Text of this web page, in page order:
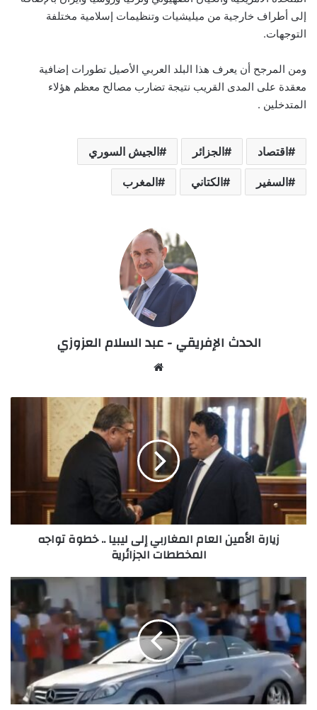
إلى أطراف خارجية من ميليشيات وتنظيمات إسلامية مختلفة
التوجهات.
ومن المرجح أن يعرف هذا البلد العربي الأصيل تطورات إضافية
معقدة على المدى القريب نتيجة تضارب مصالح معظم هؤلاء
المتدخلين .
اقتصاد الجزائر الجيش السوري
السفير الكتاني المغرب
الحدث الإفريقي - عبد السلام العزوزي
زيارة
الأمين
العام
المغاربي
إلى
ليبيا
..
خطوة
تواجه
المخططاتزيارة الأمين العام المغاربي إلى ليبيا .. خطوة تواجه
المخططات الجزائرية
الدار
البيضاء
تستقبل
الملك
محمد
السادس
بحفاوة
كبيرة
بعد